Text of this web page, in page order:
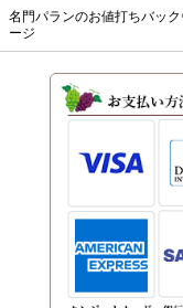
名門パランのお値打ちバッ
ージ